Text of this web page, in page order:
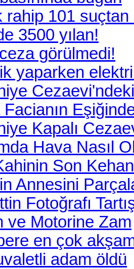
rahip 101 suçtan
3500 yılan!
görülmedi!
yaparken
Facianın
Kapalı
Hava Nasıl
Son
Annesini
Fotoğrafı
ve Motorine Zam
en çok
adam öldü